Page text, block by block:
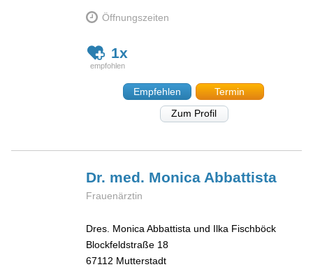
Öffnungszeiten
1x
Empfehlen
Termin
Zum Profil
Dr. med. Monica Abbattista
Frauenärztin
Dres. Monica Abbattista und Ilka Fischböck
Blockfeldstraße 18
67112 Mutterstadt